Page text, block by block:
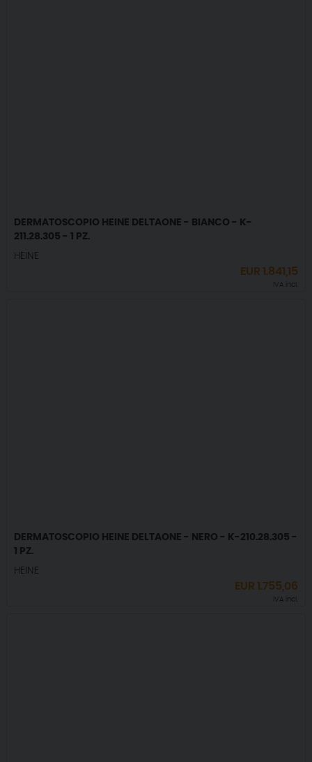
DERMATOSCOPIO HEINE DELTAONE - BIANCO - K-
211.28.305 - 1 PZ.
HEINE
EUR1.841,15
IVA incl.
DERMATOSCOPIO HEINE DELTAONE - NERO - K-210.28.305 -
1 PZ.
HEINE
EUR1.755,06
IVA incl.